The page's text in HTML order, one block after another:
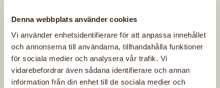
Denna webbplats använder cookies
Vi använder enhetsidentifierare för att anpassa innehållet
och annonserna till användarna, tillhandahålla funktioner
för sociala medier och analysera vår trafik. Vi
vidarebefordrar även sådana identifierare och annan
information från din enhet till de sociala medier och
En del av
Dalarnas hemslöjdsförbund
Adress
Idre Hemslöjdsförening
Byvägen 19
797 71 Idre